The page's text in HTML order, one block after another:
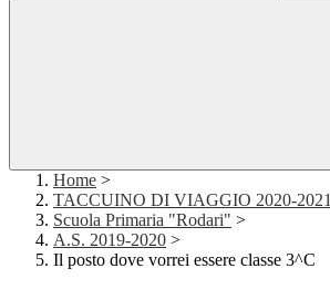
Home >
TACCUINO DI VIAGGIO 2020-2021
Scuola Primaria "Rodari" >
A.S. 2019-2020 >
Il posto dove vorrei essere classe 3^C